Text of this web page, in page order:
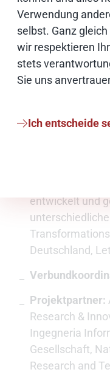
Verwendung
selbst. Ganz
wir respektieren
stets
Sie uns
Ich entscheide
international
Ziel:
für alle EU-
Lösungsansatz:
Mobilität.
Nutzer*innen.
entwickelt und
Deutschland,
Projektpartner:
Research &
Ingegneria
Gesellschaft,
Research and